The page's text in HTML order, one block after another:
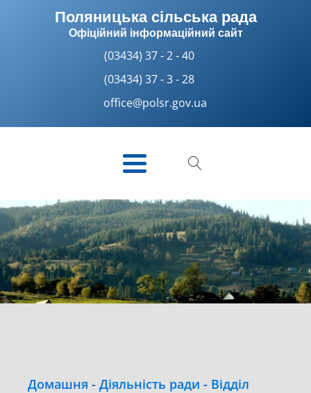
Поляницька сільська рада
Офіційний інформаційний сайт
(03434) 37 - 2 - 40
(03434) 37 - 3 - 28
office@polsr.gov.ua
Домашня - Діяльність ради - Відділ